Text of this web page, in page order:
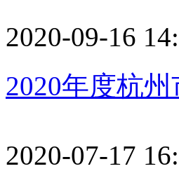
2020-09-16
2020年度杭
2020-07-17